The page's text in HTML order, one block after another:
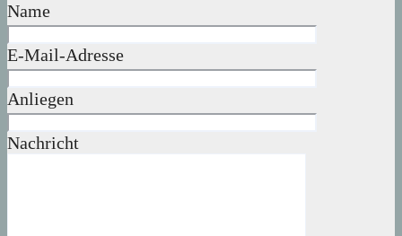
Name
E-Mail-Adresse
Anliegen
Nachricht